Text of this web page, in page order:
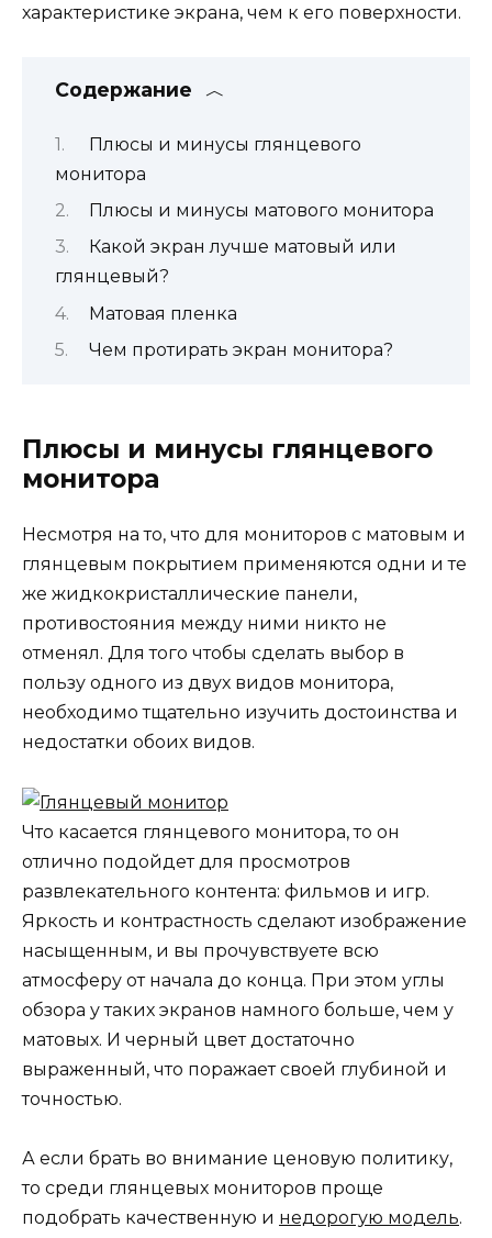
характеристике экрана, чем к его поверхности.
Содержание
Плюсы и минусы глянцевого
монитора
Плюсы и минусы матового монитора
Какой экран лучше матовый или
глянцевый?
Матовая пленка
Чем протирать экран монитора?
Плюсы и минусы глянцевого
монитора
Несмотря на то, что для мониторов с матовым и
глянцевым покрытием применяются одни и те
же жидкокристаллические панели,
противостояния между ними никто не
отменял. Для того чтобы сделать выбор в
пользу одного из двух видов монитора,
необходимо тщательно изучить достоинства и
недостатки обоих видов.
Что касается глянцевого монитора, то он
отлично подойдет для просмотров
развлекательного контента: фильмов и игр.
Яркость и контрастность сделают изображение
насыщенным, и вы прочувствуете всю
атмосферу от начала до конца. При этом углы
обзора у таких экранов намного больше, чем у
матовых. И черный цвет достаточно
выраженный, что поражает своей глубиной и
точностью.
А если брать во внимание ценовую политику,
то среди глянцевых мониторов проще
подобрать качественную и недорогую модель.